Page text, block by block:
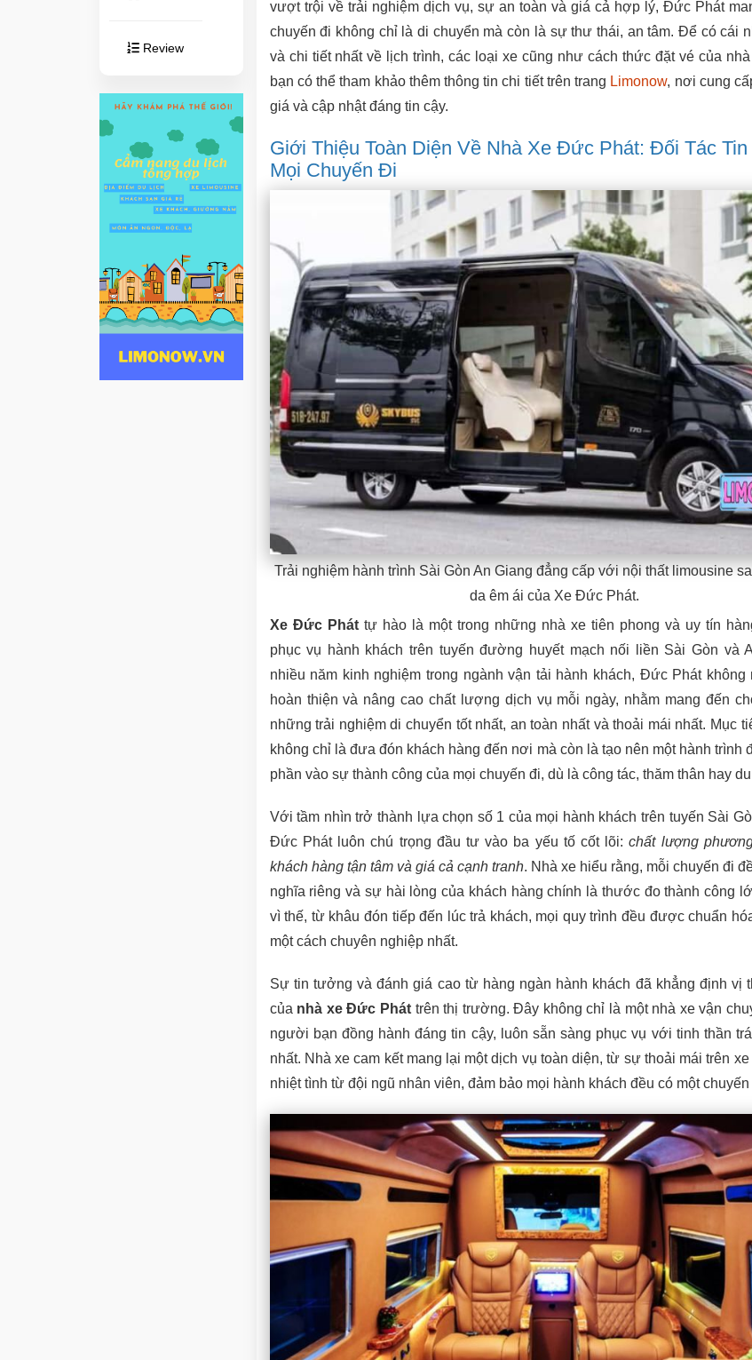
Review
vượt trội về trải nghiệm dịch vụ, sự an toàn và giá cả hợp lý, Đức Phát
chuyến đi không chỉ là di chuyển mà còn là sự thư thái, an tâm. Để có cái
và chi tiết nhất về lịch trình, các loại xe cũng như cách thức đặt vé của nhà
bạn có thể tham khảo thêm thông tin chi tiết trên trang Limonow, nơi cung
giá và cập nhật đáng tin cậy.
Giới Thiệu Toàn Diện Về Nhà Xe Đức Phát: Đối Tác Tin
Mọi Chuyến Đi
Trải nghiệm hành trình Sài Gòn An Giang đẳng cấp với nội thất limousine
da êm ái của Xe Đức Phát.
Xe Đức Pháttự hào là một trong những nhà xe tiên phong và uy tín
phục vụ hành khách trên tuyến đường huyết mạch nối liền Sài Gòn và
nhiều năm kinh nghiệm trong ngành vận tải hành khách, Đức Phát
hoàn thiện và nâng cao chất lượng dịch vụ mỗi ngày, nhằm mang đến
những trải nghiệm di chuyển tốt nhất, an toàn nhất và thoải mái nhất. Mục
không chỉ là đưa đón khách hàng đến nơi mà còn là tạo nên một hành trình
phần vào sự thành công của mọi chuyến đi, dù là công tác, thăm thân hay
Với tầm nhìn trở thành lựa chọn số 1 của mọi hành khách trên tuyến Sài
Đức Phát luôn chú trọng đầu tư vào ba yếu tố cốt lõi:chất lượng
khách hàng tận tâm và giá cả cạnh tranh. Nhà xe hiểu rằng, mỗi chuyến đi
nghĩa riêng và sự hài lòng của khách hàng chính là thước đo thành công
vì thế, từ khâu đón tiếp đến lúc trả khách, mọi quy trình đều được chuẩn
một cách chuyên nghiệp nhất.
Sự tin tưởng và đánh giá cao từ hàng ngàn hành khách đã khẳng định vị
của nhà xe Đức Pháttrên thị trường. Đây không chỉ là một nhà xe vận
người bạn đồng hành đáng tin cậy, luôn sẵn sàng phục vụ với tinh thần
nhất. Nhà xe cam kết mang lại một dịch vụ toàn diện, từ sự thoải mái trên
nhiệt tình từ đội ngũ nhân viên, đảm bảo mọi hành khách đều có một chuyến